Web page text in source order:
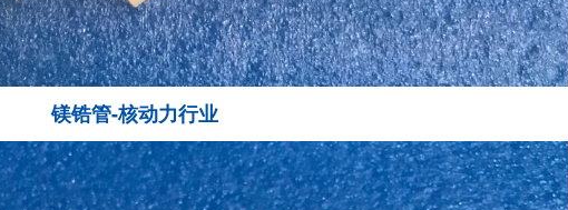
镁锆管-核动力行业